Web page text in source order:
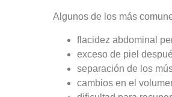
Algunos de los más
flacidez abdominal
exceso de piel
separación de los
cambios en el